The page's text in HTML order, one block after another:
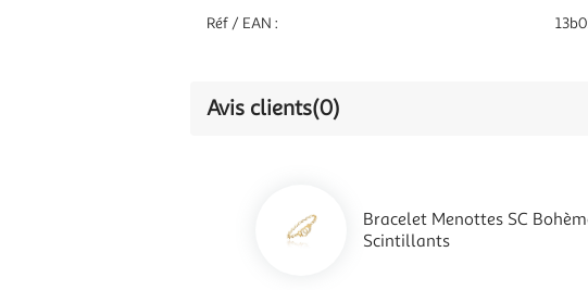
Réf / EAN :
Avis clients(0)
Bracelet Menottes SC
Scintillants